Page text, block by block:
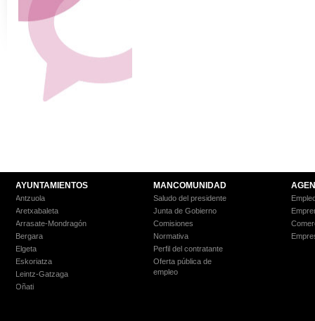
AYUNTAMIENTOS
Antzuola
Aretxabaleta
Arrasate-Mondragón
Bergara
Elgeta
Eskoriatza
Leintz-Gatzaga
Oñati
MANCOMUNIDAD
Saludo del presidente
Junta de Gobierno
Comisiones
Normativa
Perfil del contratante
Oferta pública de
empleo